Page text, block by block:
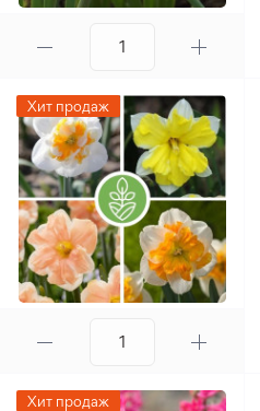
Хит продаж
Хит продаж